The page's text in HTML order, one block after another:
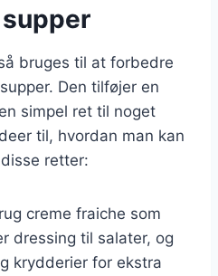
bruges til at forbedre
Den tilføjer en
simpel ret til noget
til, hvordan man kan
retter:
creme fraiche som
dressing til salater, og
krydderier for ekstra